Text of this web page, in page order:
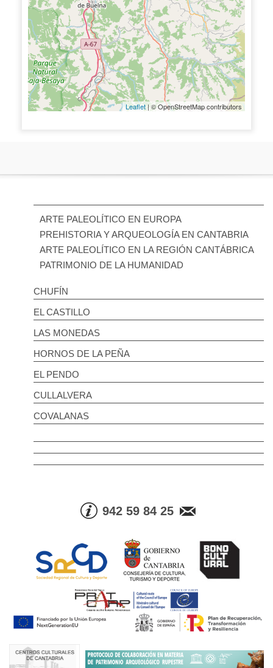
Leaflet | © OpenStreetMap contributors
ARTE PALEOLÍTICO EN EUROPA
PREHISTORIA Y ARQUEOLOGÍA EN CANTABRIA
ARTE PALEOLÍTICO EN LA REGIÓN CANTÁBRICA
PATRIMONIO DE LA HUMANIDAD
CHUFÍN
EL CASTILLO
LAS MONEDAS
HORNOS DE LA PEÑA
EL PENDO
CULLALVERA
COVALANAS
942 59 84 25